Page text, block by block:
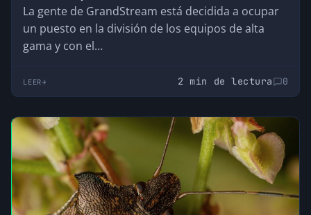
La gente de GrandStream está decidida a ocupar
un puesto en la división de los equipos de alta
gama y con el…
LEER 2 min de lectura 0